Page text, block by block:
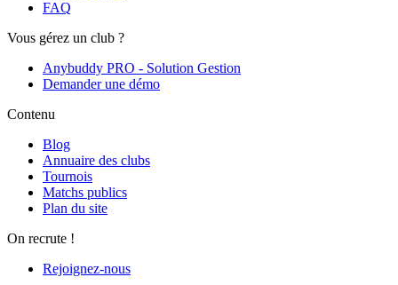
FAQ
Vous gérez un club ?
Anybuddy PRO - Solution Gestion
Demander une démo
Contenu
Blog
Annuaire des clubs
Tournois
Matchs publics
Plan du site
On recrute !
Rejoignez-nous